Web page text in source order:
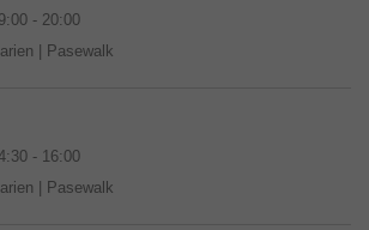
- 20:00
| Pasewalk
- 16:00
| Pasewalk